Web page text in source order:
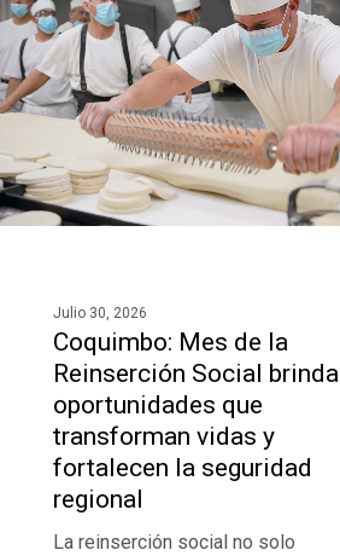
Julio 30, 2026
Coquimbo: Mes de la
Reinserción Social brinda
oportunidades que
transforman vidas y
fortalecen la seguridad
regional
La reinserción social no solo